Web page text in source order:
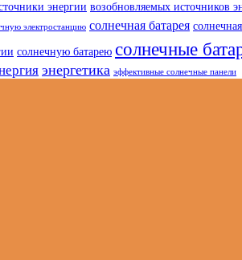
энергии возобновляемых источников
электростанцию солнечная батарея
солнечную батарею солнечные
энергетика эффективные солнечные панели